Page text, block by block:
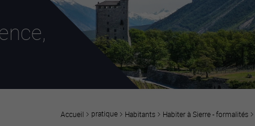
2028
Nature
Accueil pratique Habitants Habiter à Sierre - formalités